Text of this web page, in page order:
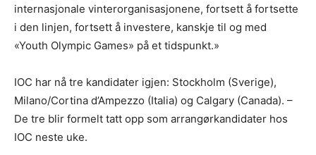
internasjonale vinterorganisasjonene, fortsett å fortsette
i den linjen, fortsett å investere, kanskje til og med
«Youth Olympic Games» på et tidspunkt.»
IOC har nå tre kandidater igjen: Stockholm (Sverige),
Milano/Cortina d’Ampezzo (Italia) og Calgary (Canada). –
De tre blir formelt tatt opp som arrangørkandidater hos
IOC neste uke.